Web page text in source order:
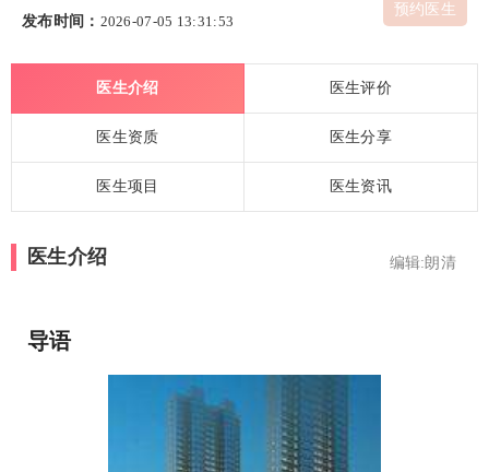
发布时间： 2026-07-05 13:31:53
预约医生
医生介绍 医生评价
医生资质 医生分享
医生项目 医生资讯
医生介绍 编辑:朗清
导语